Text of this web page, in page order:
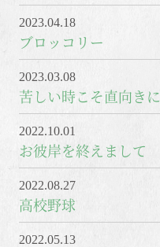
2023.04.18
ブロッコリー
2023.03.08
苦しい時こそ直向きに
2022.10.01
お彼岸を終えまして
2022.08.27
高校野球
2022.05.13